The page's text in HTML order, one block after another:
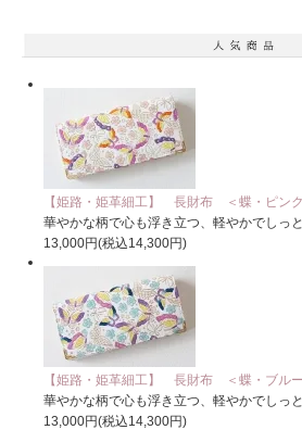
【姫路・姫革細工】 長財布 ＜蝶・ピン
華やかな柄で心も浮き立つ、軽やかでしっ
13,000円(税込14,300円)
【姫路・姫革細工】 長財布 ＜蝶・ブル
華やかな柄で心も浮き立つ、軽やかでしっ
13,000円(税込14,300円)